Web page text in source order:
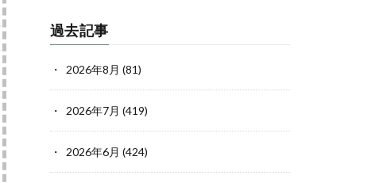
過去記事
2026年8月 (81)
2026年7月 (419)
2026年6月 (424)